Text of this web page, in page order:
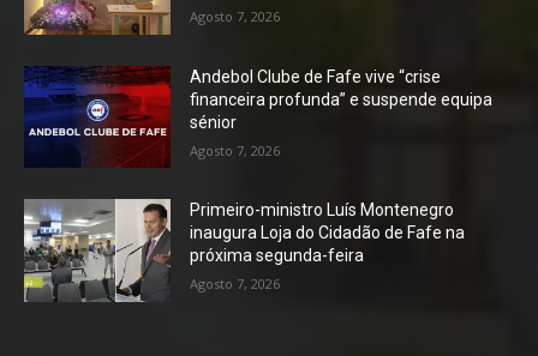
Agosto 7, 2026
Andebol Clube de Fafe vive “crise
financeira profunda” e suspende equipa
sénior
Agosto 7, 2026
Primeiro-ministro Luís Montenegro
inaugura Loja do Cidadão de Fafe na
próxima segunda-feira
Agosto 7, 2026